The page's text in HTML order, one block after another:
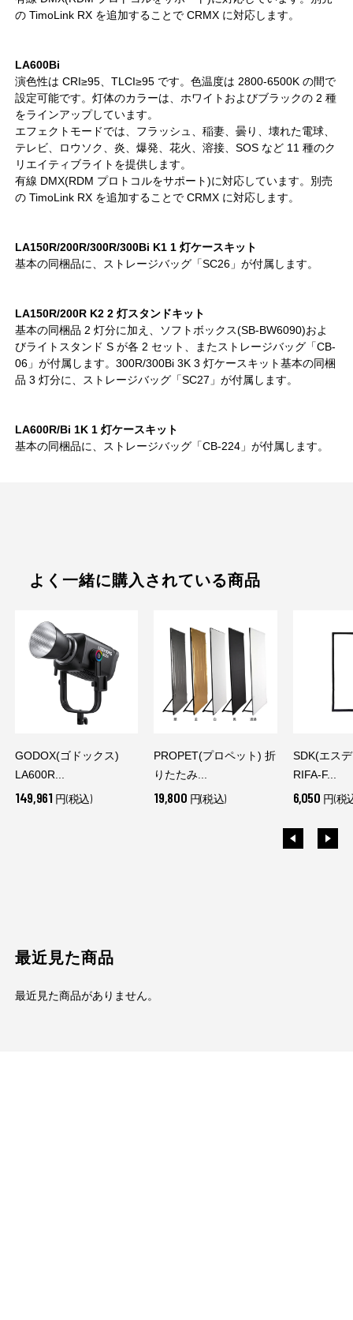
の TimoLink RX を追加することで CRMX に対応します。
LA600Bi
演色性は CRI≥95、TLCI≥95 です。色温度は 2800-6500K の間で
設定可能です。灯体のカラーは、ホワイトおよびブラックの 2 種
をラインアップしています。
エフェクトモードでは、フラッシュ、稲妻、曇り、壊れた電球、
テレビ、ロウソク、炎、爆発、花火、溶接、SOS など 11 種のク
リエイティブライトを提供します。
有線 DMX(RDM プロトコルをサポート)に対応しています。別売
の TimoLink RX を追加することで CRMX に対応します。
LA150R/200R/300R/300Bi K1 1 灯ケースキット
基本の同梱品に、ストレージバッグ「SC26」が付属します。
LA150R/200R K2 2 灯スタンドキット
基本の同梱品 2 灯分に加え、ソフトボックス(SB-BW6090)およ
びライトスタンド S が各 2 セット、またストレージバッグ「CB-
06」が付属します。300R/300Bi 3K 3 灯ケースキット基本の同梱
品 3 灯分に、ストレージバッグ「SC27」が付属します。
LA600R/Bi 1K 1 灯ケースキット
基本の同梱品に、ストレージバッグ「CB-224」が付属します。
よく一緒に購入されている商品
GODOX(ゴドックス)
LA600R...
149,961 円(税込)
PROPET(プロペット) 折
りたたみ...
19,800 円(税込)
SDK(エス
RIFA-F...
6,050 円(税
最近見た商品
最近見た商品がありません。